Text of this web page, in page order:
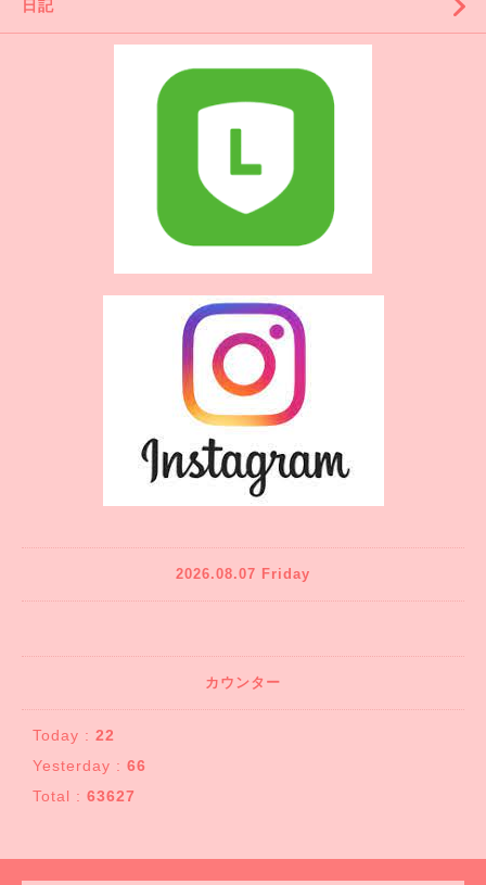
日記
2026.08.07 Friday
カウンター
Today : 22
Yesterday : 66
Total : 63627